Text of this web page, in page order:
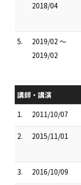
2018/04
5.
2019/02 ～
2019/02
講師・講演
1.
2011/10/07
2. 2015/11/01
3. 2016/10/09